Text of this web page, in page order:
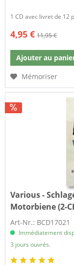
1 CD avec livret de 12
4,95 € 11,95 €
Ajouter au
Mémoriser
Various -
Motorbiene (2-
Art-Nr.: BCD17021
Immédiatement
3 jours ouvrés.